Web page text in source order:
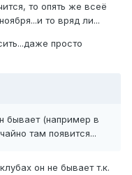
то опять же всеё
то вряд ли...
просто
бывает (например в
там появится...
он не бывает т.к.